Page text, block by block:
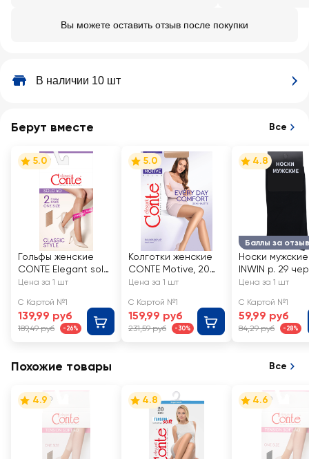
Вы можете оставить отзыв после покупки
В наличии 10 шт
Берут вместе Все
5.0
Гольфы женские
CONTE Elegant solo
40 den natural, Арт.
Цена за 1 шт
С Картой №1
139,99 руб
189,49 руб -26%
5.0
Колготки женские
CONTE Motive, 20
den natural 3, Арт.
Цена за 1 шт
С Картой №1
159,99 руб
231,59 руб -30%
Баллы за отзыв
4.8
Носки мужские
INWIN р. 29
Арт. BMS02-01
Цена за 1 шт
С Картой №1
59,99 руб
84,29 руб -28%
Похожие товары Все
4.9 4.8 4.6